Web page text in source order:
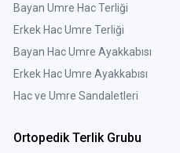
Bayan Umre Hac Terliği
Erkek Hac Umre Terliği
Bayan Hac Umre Ayakkabısı
Erkek Hac Umre Ayakkabısı
Hac ve Umre Sandaletleri
Ortopedik Terlik Grubu